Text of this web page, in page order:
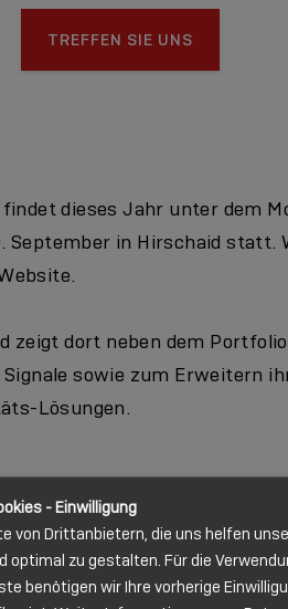
TREFFEN SIE UNS
findet dieses Jahr unter dem
September in Hirschaid
zeigt dort neben dem
sowie zum Erweitern
Lösungen.
- Einwilligung
von Drittanbietern, die uns helfen
optimal zu gestalten. Für die
benötigen wir Ihre vorherige